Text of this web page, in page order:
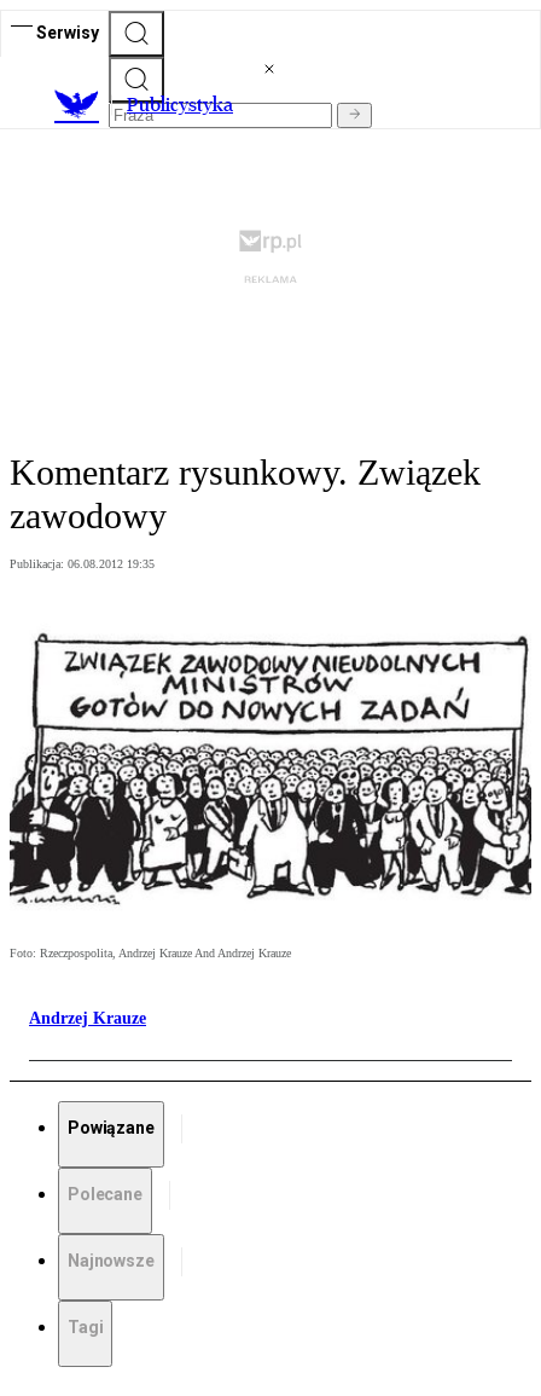
Serwisy
Publicystyka
Komentarz rysunkowy. Związek
zawodowy
Publikacja: 06.08.2012 19:35
Foto: Rzeczpospolita, Andrzej Krauze And Andrzej Krauze
Andrzej Krauze
Powiązane
Polecane
Najnowsze
Tagi